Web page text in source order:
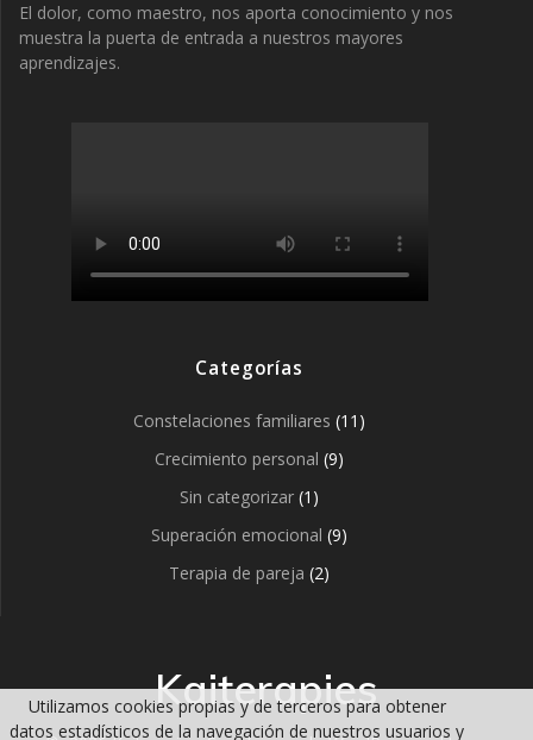
El dolor, como maestro, nos aporta conocimiento y nos
muestra la puerta de entrada a nuestros mayores
aprendizajes.
Categorías
Constelaciones familiares (11)
Crecimiento personal (9)
Sin categorizar (1)
Superación emocional (9)
Terapia de pareja (2)
Kaiterapies
Utilizamos cookies propias y de terceros para obtener
datos estadísticos de la navegación de nuestros usuarios y